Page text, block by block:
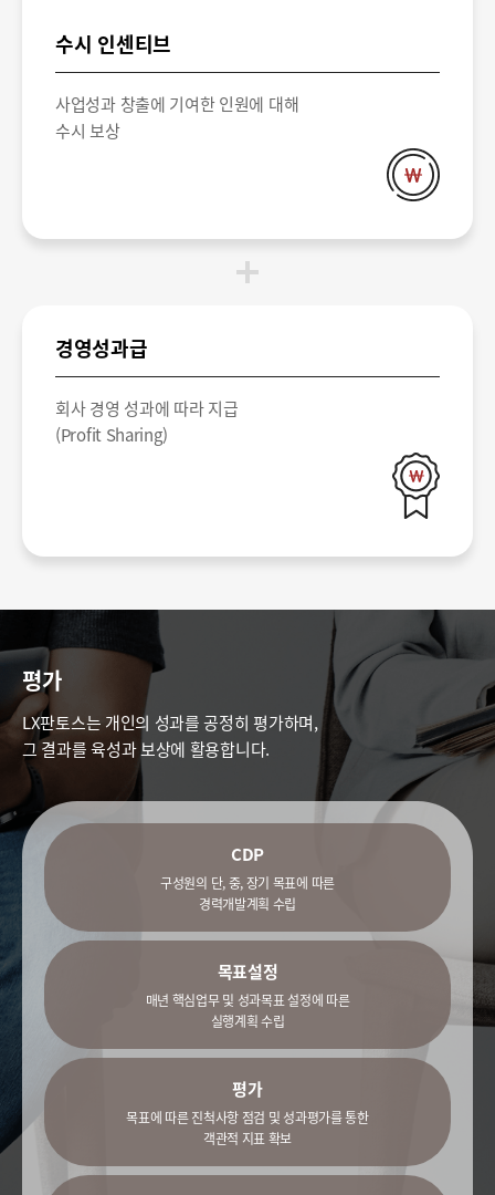
수시 인센티브
사업성과 창출에 기여한 인원에 대해
수시 보상
경영성과급
회사 경영 성과에 따라 지급
(Profit Sharing)
평가
LX판토스는 개인의 성과를 공정히 평가하며,
그 결과를 육성과 보상에 활용합니다.
CDP
구성원의 단, 중, 장기 목표에 따른
경력개발계획 수립
목표설정
매년 핵심업무 및 성과목표 설정에 따른
실행계획 수립
평가
목표에 따른 진척사항 점검 및 성과평가를 통한
객관적 지표 확보